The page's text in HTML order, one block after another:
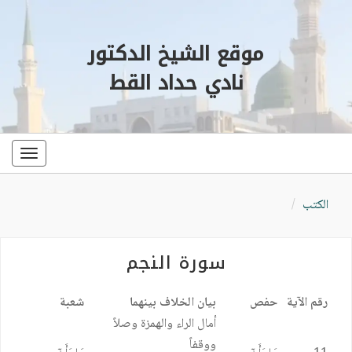
موقع الشيخ الدكتور
نادي حداد القط
الكتب
سورة النجم
رقم الآية حفص بيان الخلاف بينهما شعبة
أمال الراء والهمزة وصلاً
ووقفاً